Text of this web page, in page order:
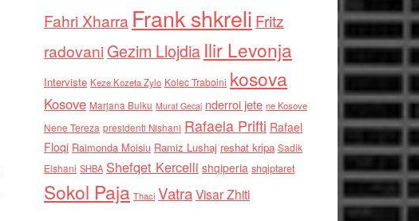
Fahri Xharra Frank shkreli Fritz
radovaniGezim Llojdia Ilir Levonja
Interviste Keze Kozeta Zylo Kolec Traboini kosova
Kosove Marjana Bulku Murat Gecaj nderroi jete ne Kosove
Nene Tereza presidenti Nishani Rafaela Prifti Rafael
Floqi Raimonda Moisiu Ramiz Lushaj reshat kripa Sadik
Elshani SHBA Shefqet Kercelli shqiperia shqiptaret
Sokol Paja Thaci VatraVisar Zhiti